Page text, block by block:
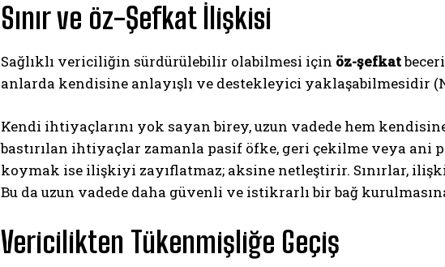
Sınır ve öz-Şefkat İlişkisi
Sağlıklı vericiliğin sürdürülebilir olabilmesi için öz-şefkat
anlarda kendisine anlayışlı ve destekleyici yaklaşabilmesidir
Kendi ihtiyaçlarını yok sayan birey, uzun vadede hem
bastırılan ihtiyaçlar zamanla pasif öfke, geri çekilme veya ani
koymak ise ilişkiyi zayıflatmaz; aksine netleştirir. Sınırlar,
Bu da uzun vadede daha güvenli ve istikrarlı bir bağ
Vericilikten Tükenmişliğe Geçiş